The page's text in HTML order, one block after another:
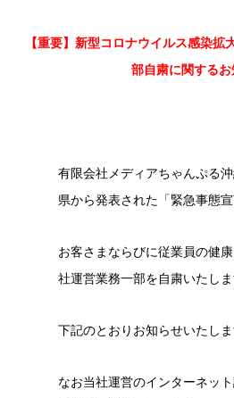
【重要】新型コロナウイルス感染拡
部自粛に関する
有限会社メディアちゃんぷる
県から発表された「緊急事態
お客さまならびに従業員の健
社運営業務一部を自粛いたし
下記のとおりお知らせいたしま
なお当社運営のインターネッ